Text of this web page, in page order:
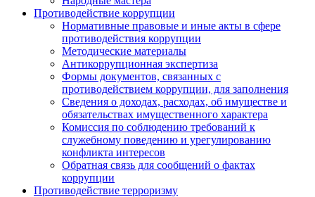
Противодействие коррупции
Нормативные правовые и иные акты в сфере
противодействия коррупции
Методические материалы
Антикоррупционная экспертиза
Формы документов, связанных с
противодействием коррупции, для заполнения
Сведения о доходах, расходах, об имуществе и
обязательствах имущественного характера
Комиссия по соблюдению требований к
служебному поведению и урегулированию
конфликта интересов
Обратная связь для сообщений о фактах
коррупции
Противодействие терроризму